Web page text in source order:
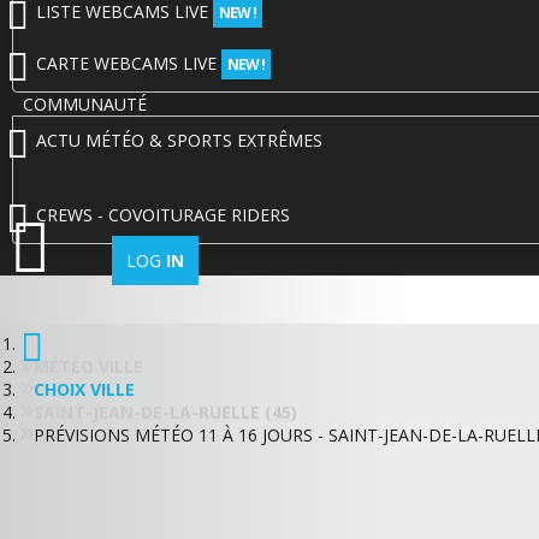
LISTE WEBCAMS LIVE NEW !
CARTE WEBCAMS LIVE NEW !
COMMUNAUTÉ
ACTU MÉTÉO & SPORTS EXTRÊMES
CREWS - COVOITURAGE RIDERS
LOG IN
MÉTÉO VILLE
CHOIX VILLE
SAINT-JEAN-DE-LA-RUELLE (45)
PRÉVISIONS MÉTÉO 11 À 16 JOURS - SAINT-JEAN-DE-LA-